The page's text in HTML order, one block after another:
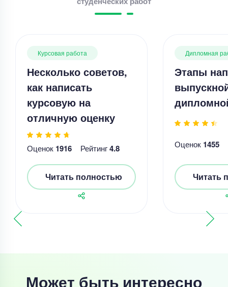
Курсовая работа
Несколько советов,
как написать
курсовую на
отличную оценку
Оценок 1916 Рейтинг4.8
Читать полностью
Дипломная
Этапы
Оценок 1455
Читать
Может быть интересно